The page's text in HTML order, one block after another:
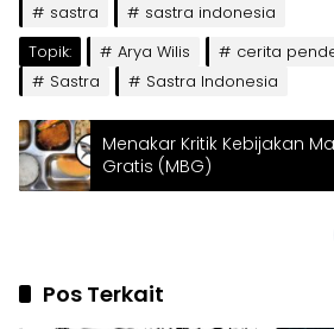
sastra
sastra indonesia
Topik:
Arya Wilis cerita
Sastra
Sastra Indonesia
Menakar Kritik Kebijakan
Gratis (MBG)
Pos Terkait